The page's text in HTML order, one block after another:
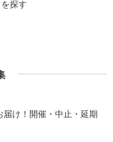
探す
け！開催・中止・延期